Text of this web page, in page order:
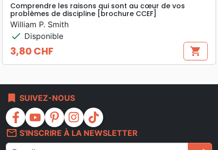
Comprendre les raisons qui sont au cœur de vos
problèmes de discipline [brochure CCEF]
William P. Smith
check Disponible
Prix
3,80 CHF shopping_cart
bookmark SUIVEZ-NOUS
facebook youtube pinterest instagram
tiktok
mail_outline S'INSCRIRE À LA NEWSLETTER